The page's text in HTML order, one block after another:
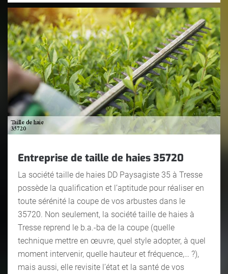
Entreprise de taille de haies 35720
La société taille de haies DD Paysagiste 35 à Tresse
possède la qualification et l’aptitude pour réaliser en
toute sérénité la coupe de vos arbustes dans le
35720. Non seulement, la société taille de haies à
Tresse reprend le b.a.-ba de la coupe (quelle
technique mettre en œuvre, quel style adopter, à quel
moment intervenir, quelle hauteur et fréquence,… ?),
mais aussi, elle revisite l’état et la santé de vos